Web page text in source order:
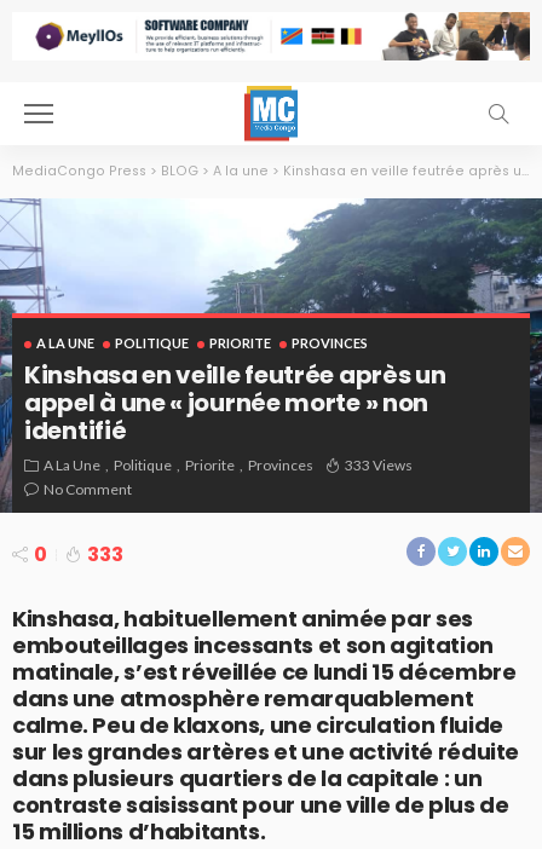
MediaCongo Press > BLOG > A la une > Kinshasa en veille feutrée après un appel à une « journée morte » non identifié
A LA UNE POLITIQUE PRIORITE PROVINCES
Kinshasa en veille feutrée après un
appel à une « journée morte » non
identifié
A La Une Politique Priorite Provinces
333 Views
No Comment
0 333
Kinshasa, habituellement animée par ses
embouteillages incessants et son agitation
matinale, s’est réveillée ce lundi 15 décembre
dans une atmosphère remarquablement
calme. Peu de klaxons, une circulation fluide
sur les grandes artères et une activité réduite
dans plusieurs quartiers de la capitale : un
contraste saisissant pour une ville de plus de
15 millions d’habitants.